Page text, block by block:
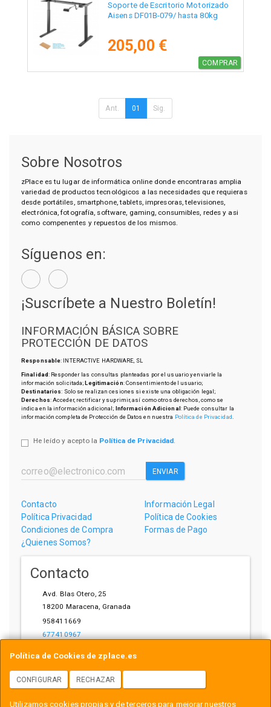
Soporte de Escritorio Motorizado
Aisens DF01B-079/ hasta 80kg
205,00 €
COMPRAR
Ant. 01 Sig.
Política de Cookies de zplace.es
CONFIGURAR RECHAZAR
Utilizamos cookies propias y de terceros para mejorar nuestros
Sobre Nosotros
zPlace es tu lugar de informática online donde encontraras amplia
variedad de productos tecnológicos a las necesidades que requieras
desde portátiles, smartphone, tablets, impresoras, televisiones,
electrónica, fotografía, software, gaming, consumibles, redes y asi
como compenentes y repuestos de los mismos.
Síguenos en:
¡Suscríbete a Nuestro Boletín!
INFORMACIÓN BÁSICA SOBRE
PROTECCIÓN DE DATOS
Responsable: INTERACTIVE HARDWARE, SL
Finalidad: Responder las consultas planteadas por el usuario y enviarle la
información solicitada;Legitimación: Consentimiento del usuario;
Destinatarios: Solo se realizan cesiones si existe una obligación legal;
Derechos: Acceder, rectificar y suprimir, así como otros derechos, como se
indica en la información adicional; Información Adicional: Puede consultar la
información completa de Protección de Datos en nuestra Política de Privacidad
He leído y acepto la Política de Privacidad.
ENVIAR
Contacto
Información Legal
Política Privacidad
Política de Cookies
Condiciones de Compra
Formas de Pago
¿Quienes Somos?
Contacto
Avd. Blas Otero, 25
18200 Maracena, Granada
958411669
677410967
Horario